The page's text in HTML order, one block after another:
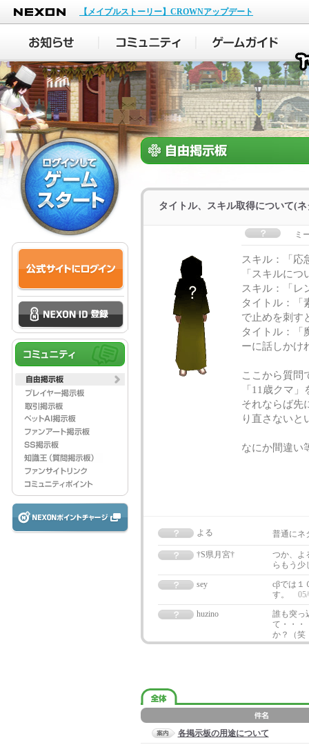
NEXON
【メイプルストーリー】CROWNアップデート
タイトル、スキル取得について(
ミ
スキル：「応
「スキルに
スキル：「レ
タイトル：「
で止めを刺す
タイトル：「
ーに話しかけ
ここから質問
「11歳クマ
それならば先
り直さないと
なにか間違い
よる 普通にネ
†S県月宮†
つか、よ
らもう
sey
cβでは１
す。
huzino
誰も突っ
て・・・
か？（笑
各掲示板の用途について